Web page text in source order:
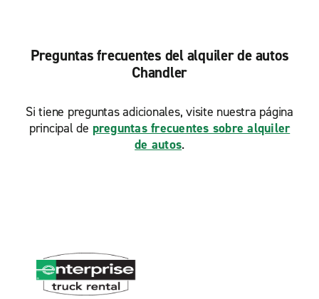
Preguntas frecuentes del alquiler de autos
Chandler
Si tiene preguntas adicionales, visite nuestra página
principal de preguntas frecuentes sobre alquiler
de autos.